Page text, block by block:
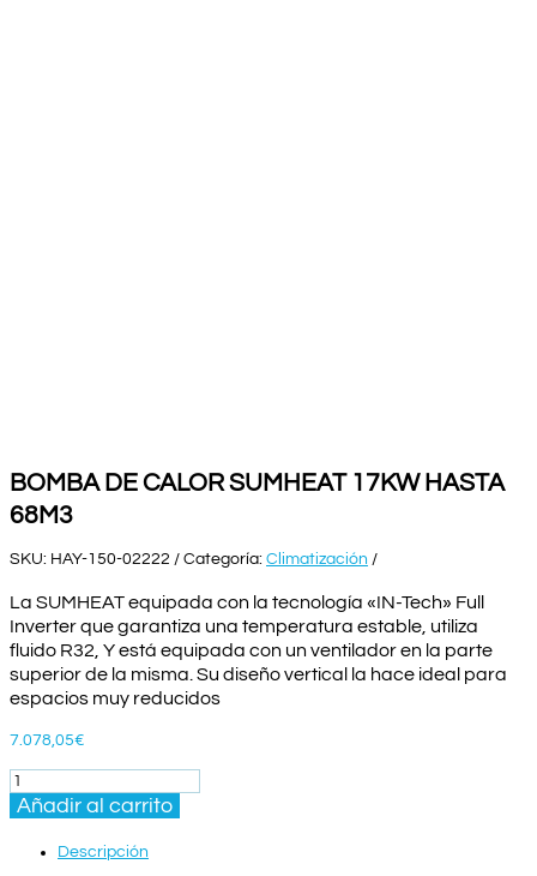
BOMBA DE CALOR SUMHEAT 17KW HASTA
68M3
SKU: HAY-150-02222 Categoría: Climatización
La SUMHEAT equipada con la tecnología «IN-Tech» Full
Inverter que garantiza una temperatura estable, utiliza
fluido R32, Y está equipada con un ventilador en la parte
superior de la misma. Su diseño vertical la hace ideal para
espacios muy reducidos
7.078,05€
BOMBA
DE
SumHeat
Añadir al carrito
Descripción